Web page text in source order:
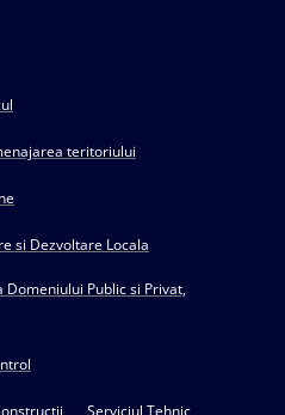
teritoriului
si Dezvoltare Locala
Public si Privat,